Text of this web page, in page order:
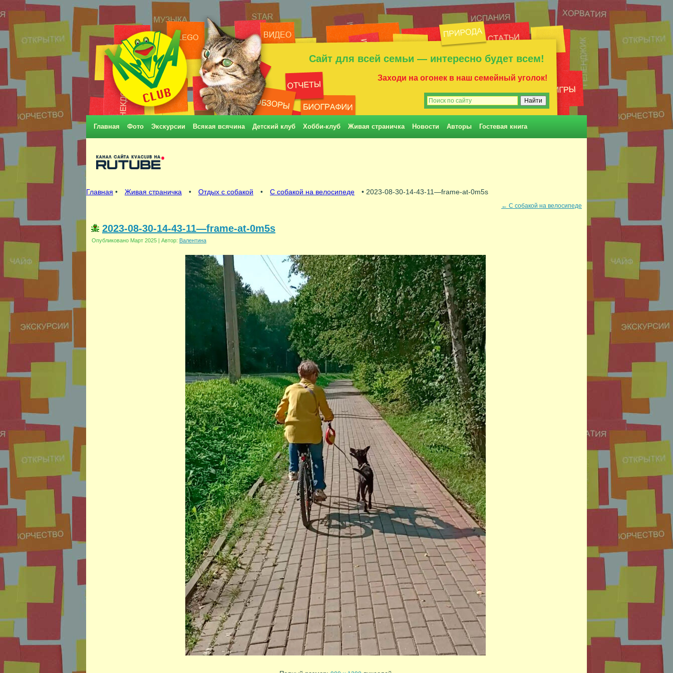
Сайт для всей семьи — интересно будет всем!
Заходи на огонек в наш семейный уголок!
Главная Фото Экскурсии Всякая всячина Детский клуб Хобби-клуб Живая страничка Новости Авторы Гостевая книга
Главная • Живая страничка • Отдых с собакой • С собакой на велосипеде • 2023-08-30-14-43-11—frame-at-0m5s
← С собакой на велосипеде
2023-08-30-14-43-11—frame-at-0m5s
Опубликовано Март 2025 | Автор: Валентина